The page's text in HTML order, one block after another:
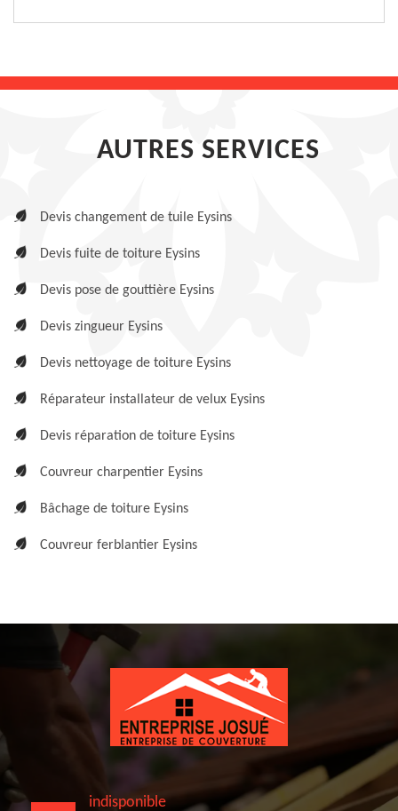
AUTRES SERVICES
Devis changement de tuile Eysins
Devis fuite de toiture Eysins
Devis pose de gouttière Eysins
Devis zingueur Eysins
Devis nettoyage de toiture Eysins
Réparateur installateur de velux Eysins
Devis réparation de toiture Eysins
Couvreur charpentier Eysins
Bâchage de toiture Eysins
Couvreur ferblantier Eysins
indisponible